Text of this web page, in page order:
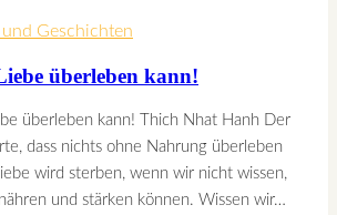
zu
wie
sie
ist!
Geschichten
überleben kann!
überleben kann! Thich Nhat Hanh Der
dass nichts ohne Nahrung überleben
wird sterben, wenn wir nicht wissen,
und stärken können. Wissen wir…